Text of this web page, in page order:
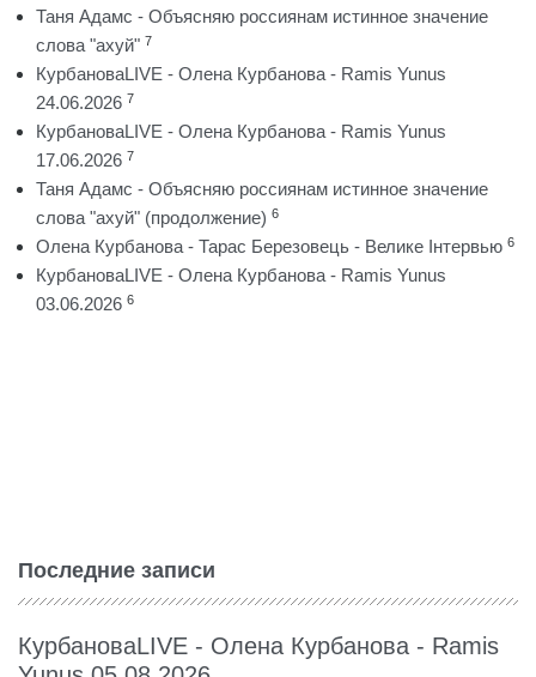
Таня Адамс - Объясняю россиянам истинное значение
слова "ахуй" 7
КурбановаLIVE - Олена Курбанова - Ramis Yunus
24.06.2026 7
КурбановаLIVE - Олена Курбанова - Ramis Yunus
17.06.2026 7
Таня Адамс - Объясняю россиянам истинное значение
слова "ахуй" (продолжение) 6
Олена Курбанова - Тарас Березовець - Велике Інтервью 6
КурбановаLIVE - Олена Курбанова - Ramis Yunus
03.06.2026 6
Последние записи
КурбановаLIVE - Олена Курбанова - Ramis